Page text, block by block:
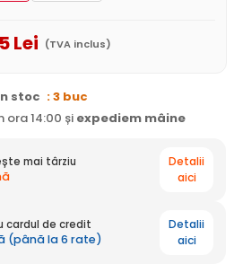
Lei (TVA inclus)
stoc : 3 buc
ora 14:00 și expediem mâine
mai târziu
Detalii
aici
cardul de credit
(până la 6 rate)
Detalii
aici